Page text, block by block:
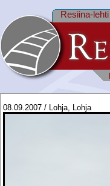
Resiina-lehti
08.09.2007 / Lohja, Lohja